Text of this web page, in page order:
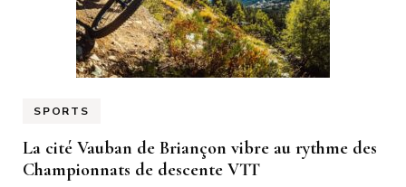
SPORTS
La cité Vauban de Briançon vibre au rythme des
Championnats de descente VTT